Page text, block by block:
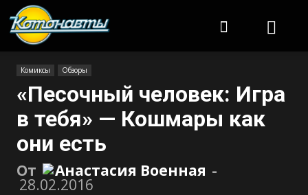
Комиксы Обзоры
«Песочный человек: Игра
в тебя» — Кошмары как
они есть
От Анастасия Военная -
28.02.2016